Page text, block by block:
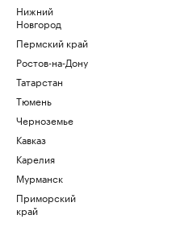
Нижний
Новгород
Пермский край
Ростов-на-Дону
Татарстан
Тюмень
Черноземье
Кавказ
Карелия
Мурманск
Приморский
край